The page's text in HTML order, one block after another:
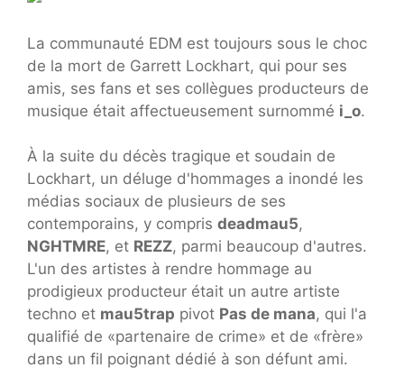
La communauté EDM est toujours sous le choc
de la mort de Garrett Lockhart, qui pour ses
amis, ses fans et ses collègues producteurs de
musique était affectueusement surnommé i_o.
À la suite du décès tragique et soudain de
Lockhart, un déluge d'hommages a inondé les
médias sociaux de plusieurs de ses
contemporains, y compris deadmau5,
NGHTMRE, et REZZ, parmi beaucoup d'autres.
L'un des artistes à rendre hommage au
prodigieux producteur était un autre artiste
techno et mau5trap pivot Pas de mana, qui l'a
qualifié de «partenaire de crime» et de «frère»
dans un fil poignant dédié à son défunt ami.